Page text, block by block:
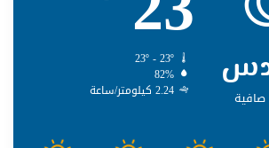
23º - 23º
82%
2.24 كيلومتر/ساعة